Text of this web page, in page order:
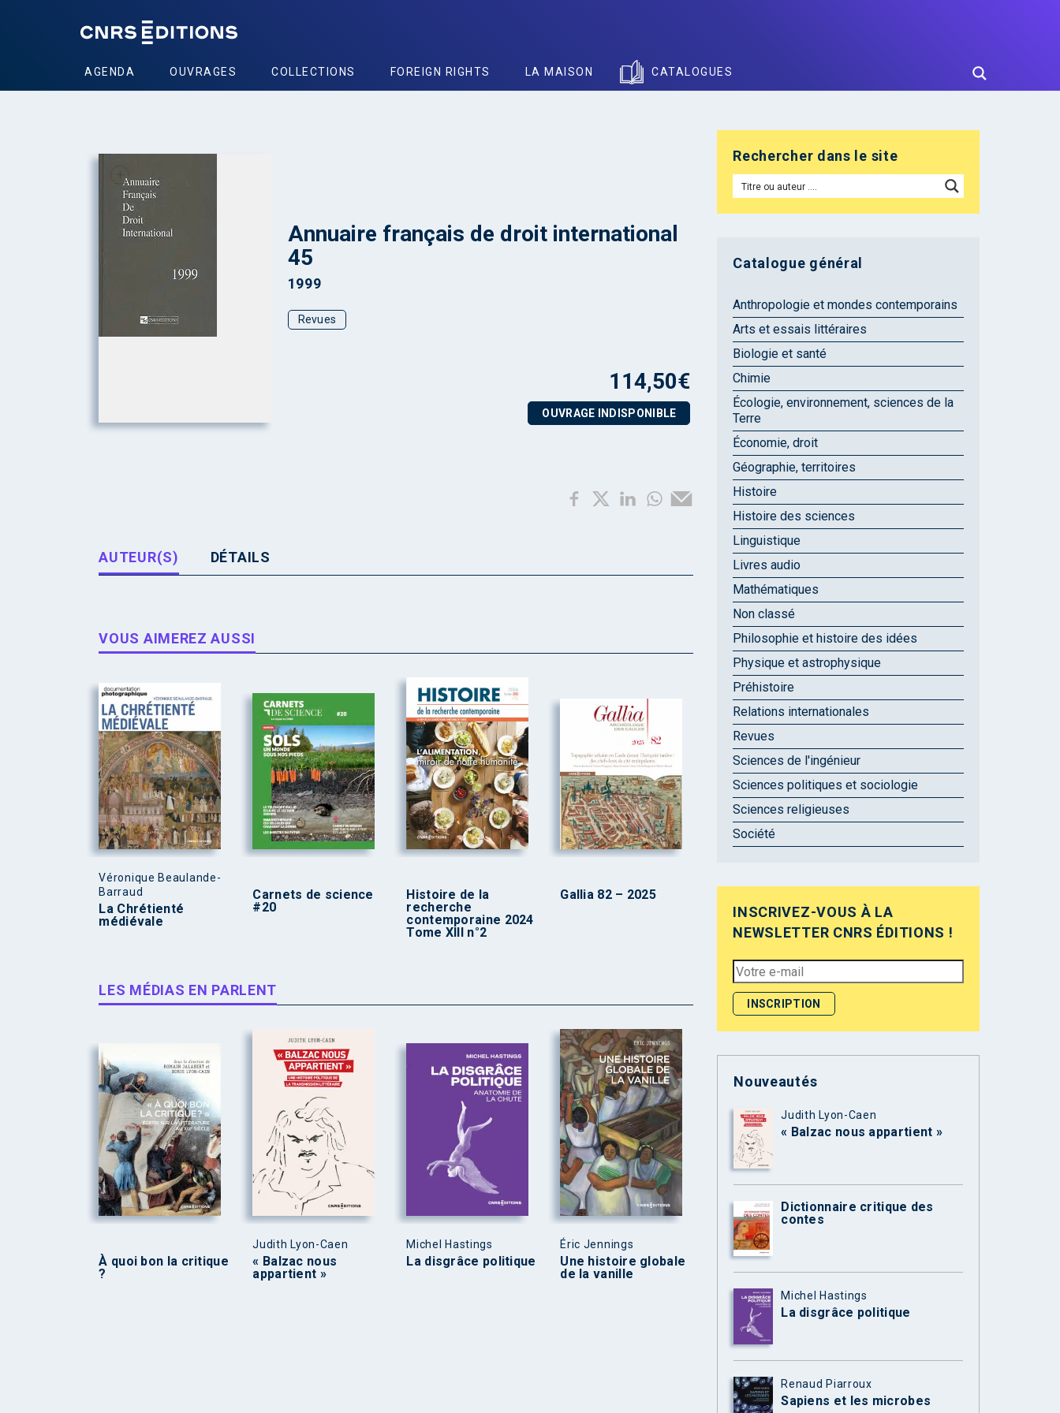
AGENDA OUVRAGES COLLECTIONS FOREIGN RIGHTS LA MAISON CATALOGUES
Annuaire français de droit international
45
1999
Revues
114,50€
OUVRAGE INDISPONIBLE
AUTEUR(S) DÉTAILS
VOUS AIMEREZ AUSSI
Véronique Beaulande-
Barraud
La Chrétienté
médiévale
Carnets de science
#20
Histoire de la
recherche
contemporaine 2024
Tome XIII n°2
Gallia 82 – 2025
LES MÉDIAS EN PARLENT
À quoi bon la critique
?
Judith Lyon-Caen
« Balzac nous
appartient »
Michel Hastings
La disgrâce politique
Éric Jennings
Une histoire globale
de la vanille
Rechercher dans le site
Catalogue général
Anthropologie et mondes contemporains
Arts et essais littéraires
Biologie et santé
Chimie
Écologie, environnement, sciences de la
Terre
Économie, droit
Géographie, territoires
Histoire
Histoire des sciences
Linguistique
Livres audio
Mathématiques
Non classé
Philosophie et histoire des idées
Physique et astrophysique
Préhistoire
Relations internationales
Revues
Sciences de l'ingénieur
Sciences politiques et sociologie
Sciences religieuses
Société
INSCRIVEZ-VOUS À LA
NEWSLETTER CNRS ÉDITIONS !
Nouveautés
Judith Lyon-Caen
« Balzac nous appartient »
Dictionnaire critique des
contes
Michel Hastings
La disgrâce politique
Renaud Piarroux
Sapiens et les microbes